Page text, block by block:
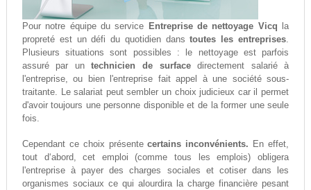
Pour notre équipe du service Entreprise de nettoyage Vicq la
propreté est un défi du quotidien danstoutes les entreprises.
Plusieurs situations sont possibles : le nettoyage est parfois
assuré par untechnicien de surfacedirectement salarié à
l'entreprise, ou bien l'entreprise fait appel à une société sous-
traitante. Le salariat peut sembler un choix judicieux car il permet
d'avoir toujours une personne disponible et de la former une seule
fois.
Cependant ce choix présentecertains inconvénients. En effet,
tout d‘abord, cet emploi (comme tous les emplois) obligera
l'entreprise à payer des charges sociales et cotiser dans les
organismes sociaux ce qui alourdira la charge financière pesant